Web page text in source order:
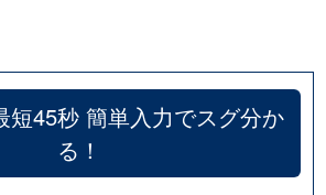
短45秒 簡単入力でスグ分か
る！